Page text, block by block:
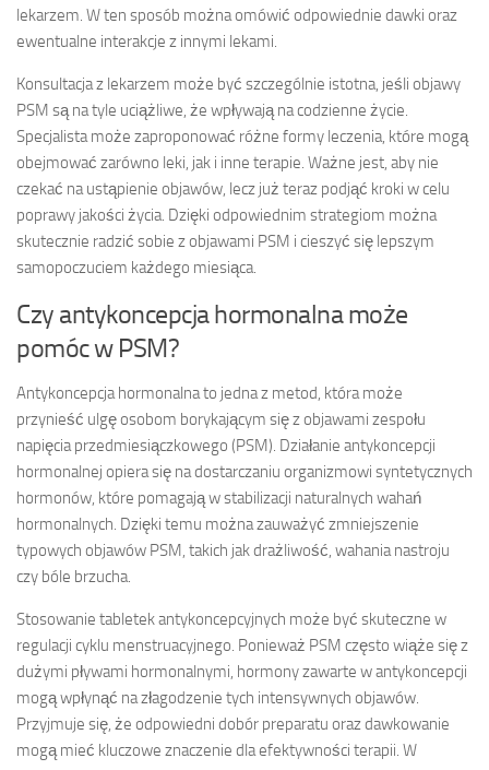
lekarzem. W ten sposób można omówić odpowiednie dawki oraz
ewentualne interakcje z innymi lekami.
Konsultacja z lekarzem może być szczególnie istotna, jeśli objawy
PSM są na tyle uciążliwe, że wpływają na codzienne życie.
Specjalista może zaproponować różne formy leczenia, które mogą
obejmować zarówno leki, jak i inne terapie. Ważne jest, aby nie
czekać na ustąpienie objawów, lecz już teraz podjąć kroki w celu
poprawy jakości życia. Dzięki odpowiednim strategiom można
skutecznie radzić sobie z objawami PSM i cieszyć się lepszym
samopoczuciem każdego miesiąca.
Czy antykoncepcja hormonalna może
pomóc w PSM?
Antykoncepcja hormonalna to jedna z metod, która może
przynieść ulgę osobom borykającym się z objawami zespołu
napięcia przedmiesiączkowego (PSM). Działanie antykoncepcji
hormonalnej opiera się na dostarczaniu organizmowi syntetycznych
hormonów, które pomagają w stabilizacji naturalnych wahań
hormonalnych. Dzięki temu można zauważyć zmniejszenie
typowych objawów PSM, takich jak drażliwość, wahania nastroju
czy bóle brzucha.
Stosowanie tabletek antykoncepcyjnych może być skuteczne w
regulacji cyklu menstruacyjnego. Ponieważ PSM często wiąże się z
dużymi pływami hormonalnymi, hormony zawarte w antykoncepcji
mogą wpłynąć na złagodzenie tych intensywnych objawów.
Przyjmuje się, że odpowiedni dobór preparatu oraz dawkowanie
mogą mieć kluczowe znaczenie dla efektywności terapii. W